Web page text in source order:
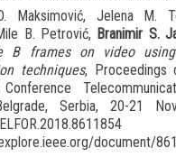
Maksimović, Jelena M.
B. Petrović, Branimir S.
B frames on video
techniques, Proceedings
Serbia, 20-21
document/